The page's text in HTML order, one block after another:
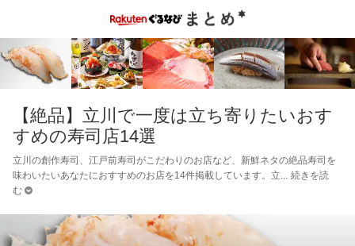
【絶品】立川で一度は立ち寄りたいおす
すめの寿司店14選
立川の創作寿司、江戸前寿司がこだわりのお店など、新鮮ネタの絶品寿司を
味わいたいあなたにおすすめのお店を14件掲載しています。立
続きを読
む